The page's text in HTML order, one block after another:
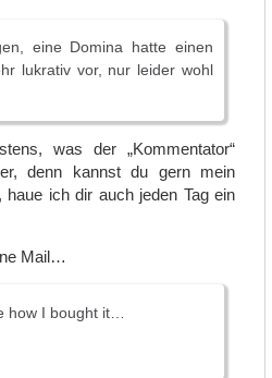
eine Domina hatte einen
lukrativ vor, nur leider wohl
was der „Kommentator“
denn kannst du gern mein
ich dir auch jeden Tag ein
Mail…
how I bought it…